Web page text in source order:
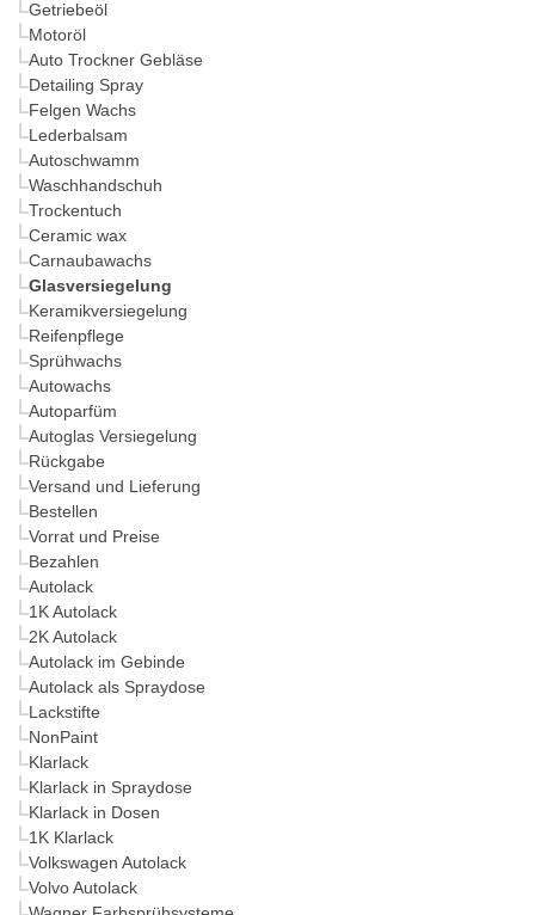
Getriebeöl
Motoröl
Auto Trockner Gebläse
Detailing Spray
Felgen Wachs
Lederbalsam
Autoschwamm
Waschhandschuh
Trockentuch
Ceramic wax
Carnaubawachs
Glasversiegelung
Keramikversiegelung
Reifenpflege
Sprühwachs
Autowachs
Autoparfüm
Autoglas Versiegelung
Rückgabe
Versand und Lieferung
Bestellen
Vorrat und Preise
Bezahlen
Autolack
1K Autolack
2K Autolack
Autolack im Gebinde
Autolack als Spraydose
Lackstifte
NonPaint
Klarlack
Klarlack in Spraydose
Klarlack in Dosen
1K Klarlack
Volkswagen Autolack
Volvo Autolack